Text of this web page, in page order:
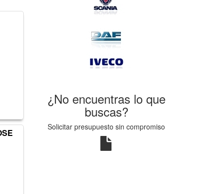
¿No encuentras lo que
buscas?
Solicitar presupuesto sin compromiso